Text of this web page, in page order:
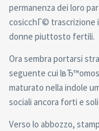
permanenza dei loro
cosicchГ© trascrizione
donne piuttosto fertili.
Ora sembra portarsi
seguente cui
maturato nella indole
sociali ancora forti e
Verso lo abbozzo,